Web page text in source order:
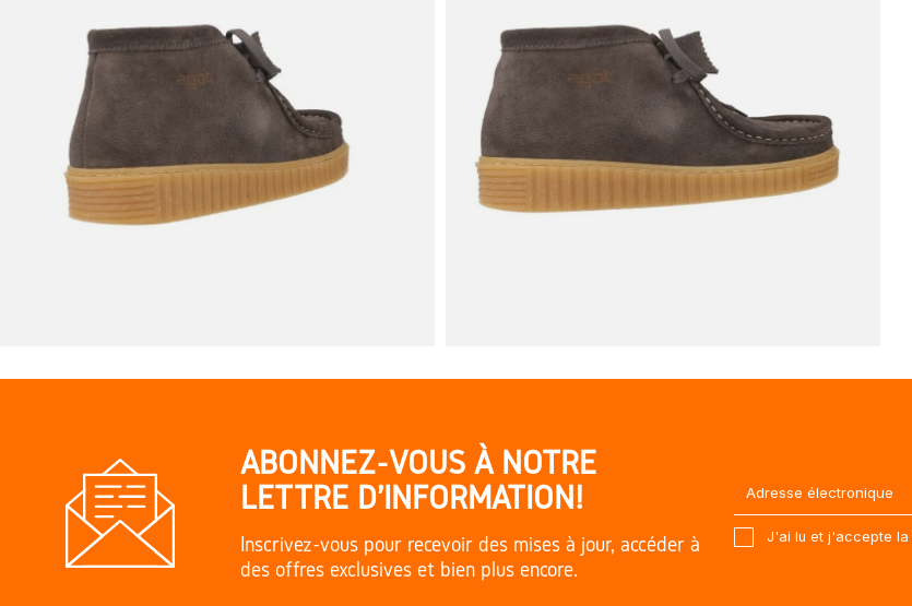
ABONNEZ-VOUS À NOTRE
LETTRE D'INFORMATION!
Inscrivez-vous pour recevoir des mises à jour, accéder à
des offres exclusives et bien plus encore.
J'ai lu et j'accepte la